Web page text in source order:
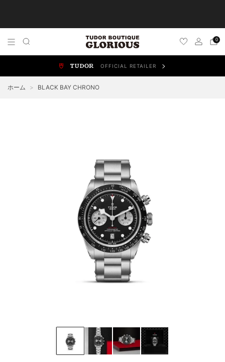
0
OFFICIAL RETAILER
NEW WATCHES ブラックベイ
ブラックベイを詳しく見る
チューダーウォッチの全商品を見る
ホーム > BLACK BAY CHRONO